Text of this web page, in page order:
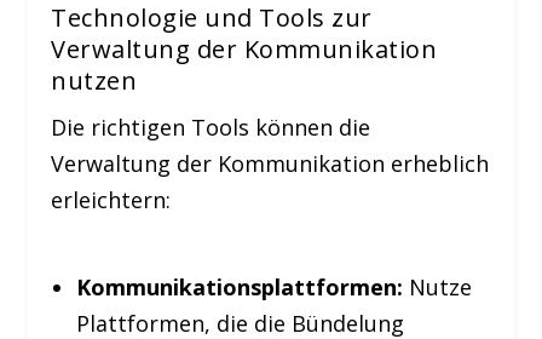
Technologie und Tools zur
Verwaltung der Kommunikation
nutzen
Die richtigen Tools können die
Verwaltung der Kommunikation erheblich
erleichtern:
Kommunikationsplattformen: Nutze
Plattformen, die die Bündelung